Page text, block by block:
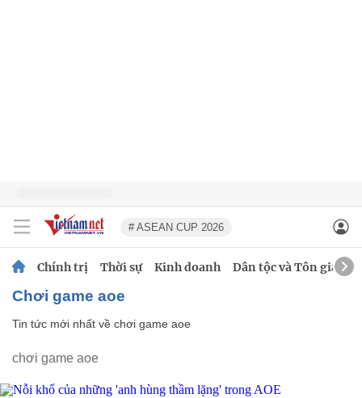
# ASEAN CUP 2026
Chính trị Thời sự Kinh doanh Dân tộc và Tôn giáo
chơi game aoe
Tin tức mới nhất về chơi game aoe
chơi game aoe